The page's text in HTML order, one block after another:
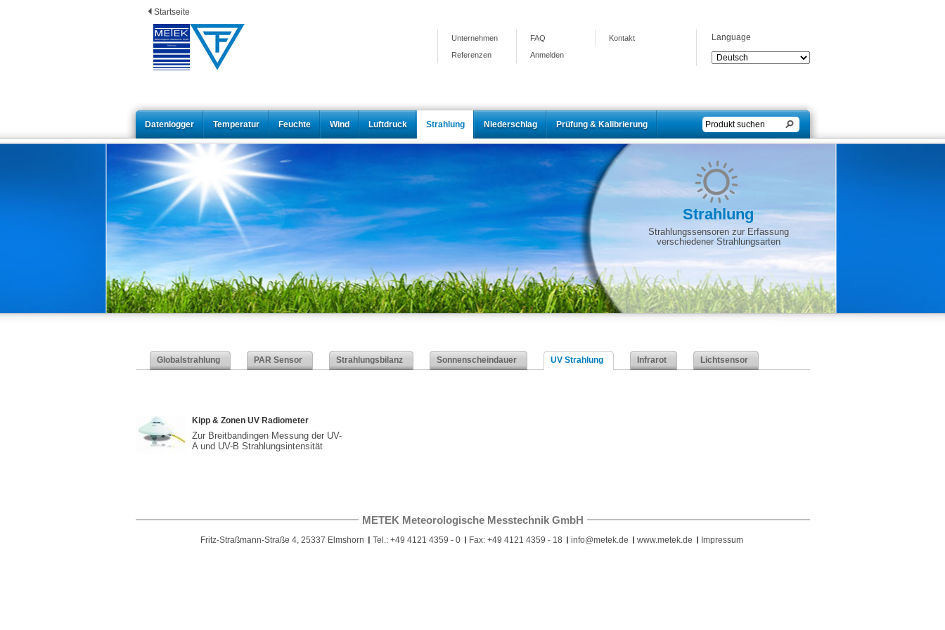
Startseite
Unternehmen FAQ
Kontakt
Referenzen
Anmelden
Language
Datenlogger Temperatur Feuchte Wind Luftdruck Strahlung Niederschlag Prüfung & Kalibrierung
Strahlung
Strahlungssensoren zur Erfassung
verschiedener Strahlungsarten
Globalstrahlung PAR Sensor Strahlungsbilanz Sonnenscheindauer UV Strahlung Infrarot Lichtsensor
Kipp & Zonen UV Radiometer
Zur Breitbandingen Messung der UV-
A und UV-B Strahlungsintensität
METEK Meteorologische Messtechnik GmbH
Fritz-Straßmann-Straße 4, 25337 Elmshorn Tel.: +49 4121 4359 - 0 Fax: +49 4121 4359 - 18 info@metek.de www.metek.de Impressum